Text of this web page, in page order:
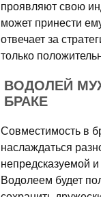
проявляют свою
может принести
отвечает за
только
ВОДОЛЕЙ
БРАКЕ
Совместимость в
наслаждаться
непредсказуемой
Водолеем будет